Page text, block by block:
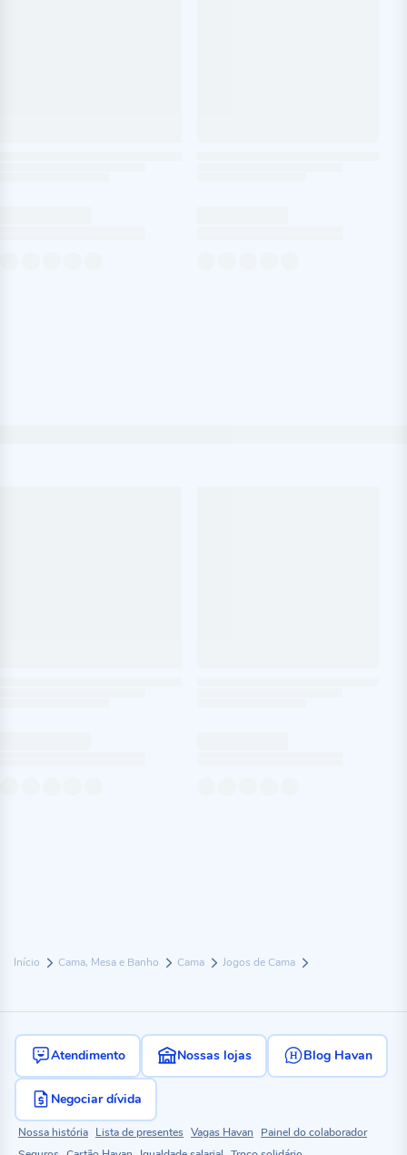
Início Cama, Mesa e Banho Cama Jogos de Cama
Atendimento Nossas lojas Blog Havan
Negociar dívida
Nossa história Lista de presentes Vagas Havan
Painel do colaborador